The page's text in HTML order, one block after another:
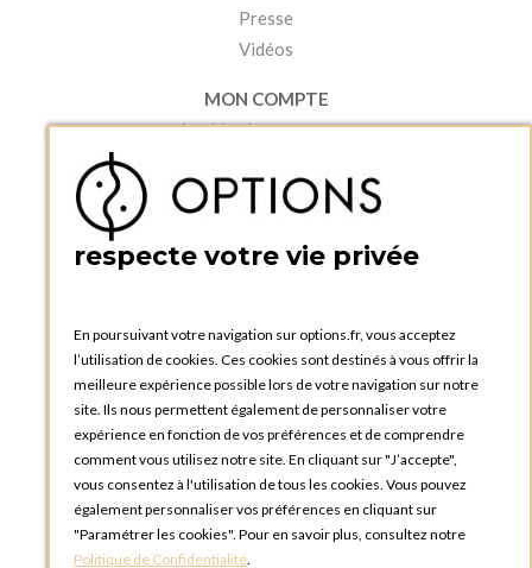
Presse
Vidéos
MON COMPTE
Accéder à mon compte
Créer un compte
PRATIQUE
Catalogues et bons de commande
Tutoriels
OPTIONS LUXEMBOURG
13 rue Paul Rischard
5324 Contern
respecte votre vie privée
En poursuivant votre navigation sur options.fr, vous acceptez
l’utilisation de cookies. Ces cookies sont destinés à vous offrir la
meilleure expérience possible lors de votre navigation sur notre
site. Ils nous permettent également de personnaliser votre
expérience en fonction de vos préférences et de comprendre
comment vous utilisez notre site. En cliquant sur "J’accepte",
vous consentez à l'utilisation de tous les cookies. Vous pouvez
également personnaliser vos préférences en cliquant sur
"Paramétrer les cookies". Pour en savoir plus, consultez notre
Politique de Confidentialité.